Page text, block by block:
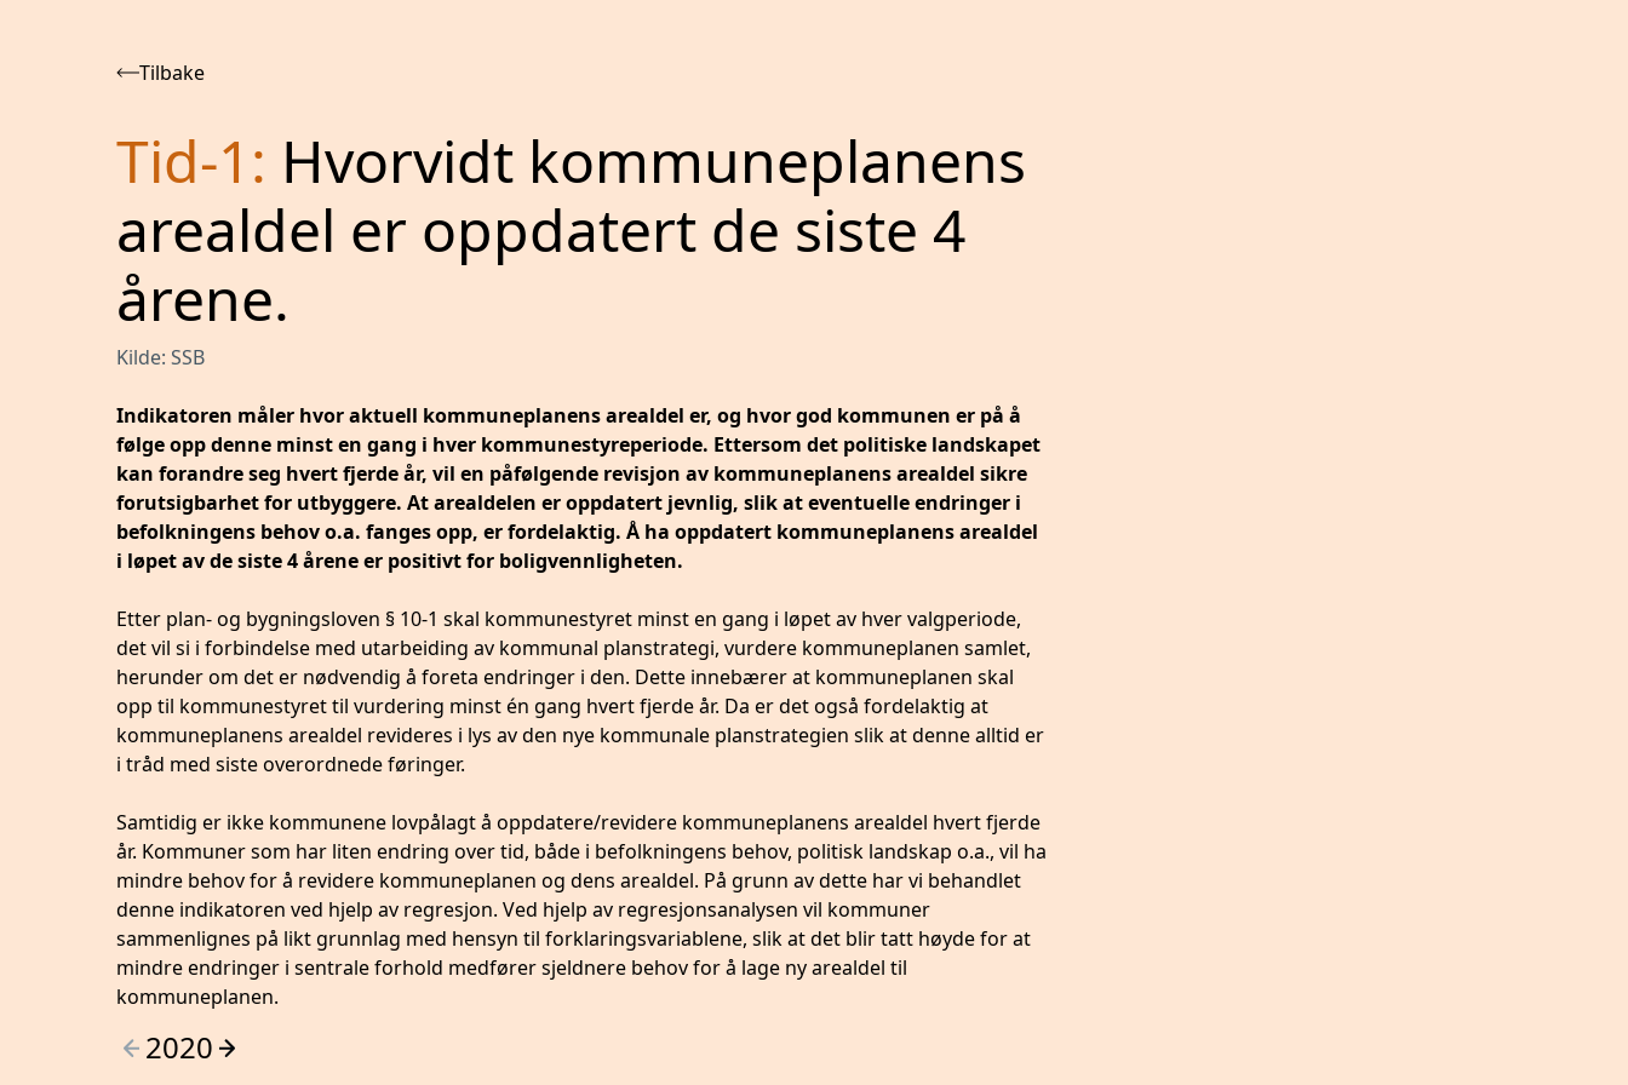
Tilbake
Tid-1 : Hvorvidt kommuneplanens
arealdel er oppdatert de siste 4
årene.
Kilde: SSB
Indikatoren måler hvor aktuell kommuneplanens arealdel er, og hvor god kommunen er på å
følge opp denne minst en gang i hver kommunestyreperiode. Ettersom det politiske landskapet
kan forandre seg hvert fjerde år, vil en påfølgende revisjon av kommuneplanens arealdel sikre
forutsigbarhet for utbyggere. At arealdelen er oppdatert jevnlig, slik at eventuelle endringer i
befolkningens behov o.a. fanges opp, er fordelaktig. Å ha oppdatert kommuneplanens arealdel
i løpet av de siste 4 årene er positivt for boligvennligheten.
Etter plan- og bygningsloven § 10-1 skal kommunestyret minst en gang i løpet av hver valgperiode,
det vil si i forbindelse med utarbeiding av kommunal planstrategi, vurdere kommuneplanen samlet,
herunder om det er nødvendig å foreta endringer i den. Dette innebærer at kommuneplanen skal
opp til kommunestyret til vurdering minst én gang hvert fjerde år. Da er det også fordelaktig at
kommuneplanens arealdel revideres i lys av den nye kommunale planstrategien slik at denne alltid er
i tråd med siste overordnede føringer.
Samtidig er ikke kommunene lovpålagt å oppdatere/revidere kommuneplanens arealdel hvert fjerde
år. Kommuner som har liten endring over tid, både i befolkningens behov, politisk landskap o.a., vil ha
mindre behov for å revidere kommuneplanen og dens arealdel. På grunn av dette har vi behandlet
denne indikatoren ved hjelp av regresjon. Ved hjelp av regresjonsanalysen vil kommuner
sammenlignes på likt grunnlag med hensyn til forklaringsvariablene, slik at det blir tatt høyde for at
mindre endringer i sentrale forhold medfører sjeldnere behov for å lage ny arealdel til
kommuneplanen.
2020